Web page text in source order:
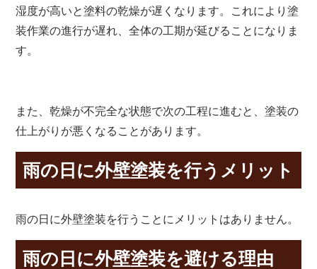
湿度が高いと塗料の乾燥が遅くなります。これにより塗
装作業の進行が遅れ、全体の工期が延びることになりま
す。
また、乾燥が不完全な状態で次の工程に進むと、塗装の
仕上がりが悪くなることがあります。
雨の日に外壁塗装を行うメリット
雨の日に外壁塗装を行うことにメリットはありません。
雨の日に外壁塗装を避ける理由